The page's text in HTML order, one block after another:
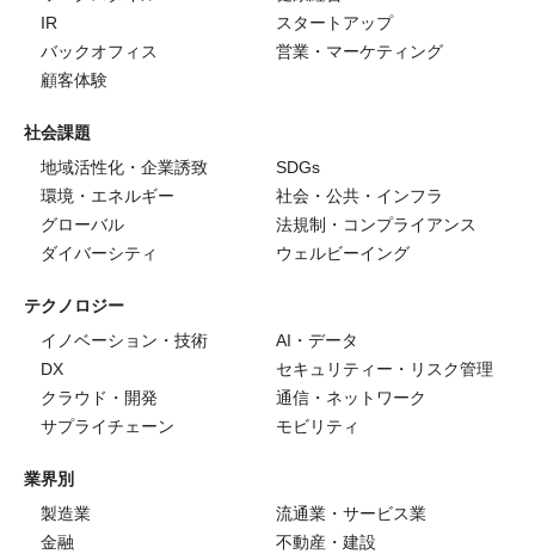
IR
スタートアップ
バックオフィス
営業・マーケティング
顧客体験
社会課題
地域活性化・企業誘致
SDGs
環境・エネルギー
社会・公共・インフラ
グローバル
法規制・コンプライアンス
ダイバーシティ
ウェルビーイング
テクノロジー
イノベーション・技術
AI・データ
DX
セキュリティー・リスク管理
クラウド・開発
通信・ネットワーク
サプライチェーン
モビリティ
業界別
製造業
流通業・サービス業
金融
不動産・建設